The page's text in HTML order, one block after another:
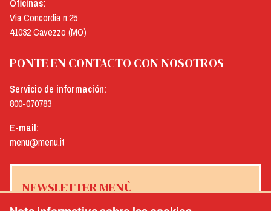
Oficinas:
Via Concordia n.25
41032 Cavezzo (MO)
PONTE EN CONTACTO CON NOSOTROS
Servicio de información:
800-070783
E-mail:
menu@menu.it
NEWSLETTER MENÙ